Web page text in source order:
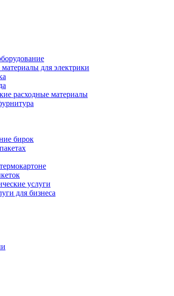
для электрики
расходные материалы
бирок
услуги
для бизнеса